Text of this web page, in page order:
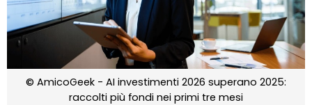
© AmicoGeek - AI investimenti 2026 superano 2025:
raccolti più fondi nei primi tre mesi